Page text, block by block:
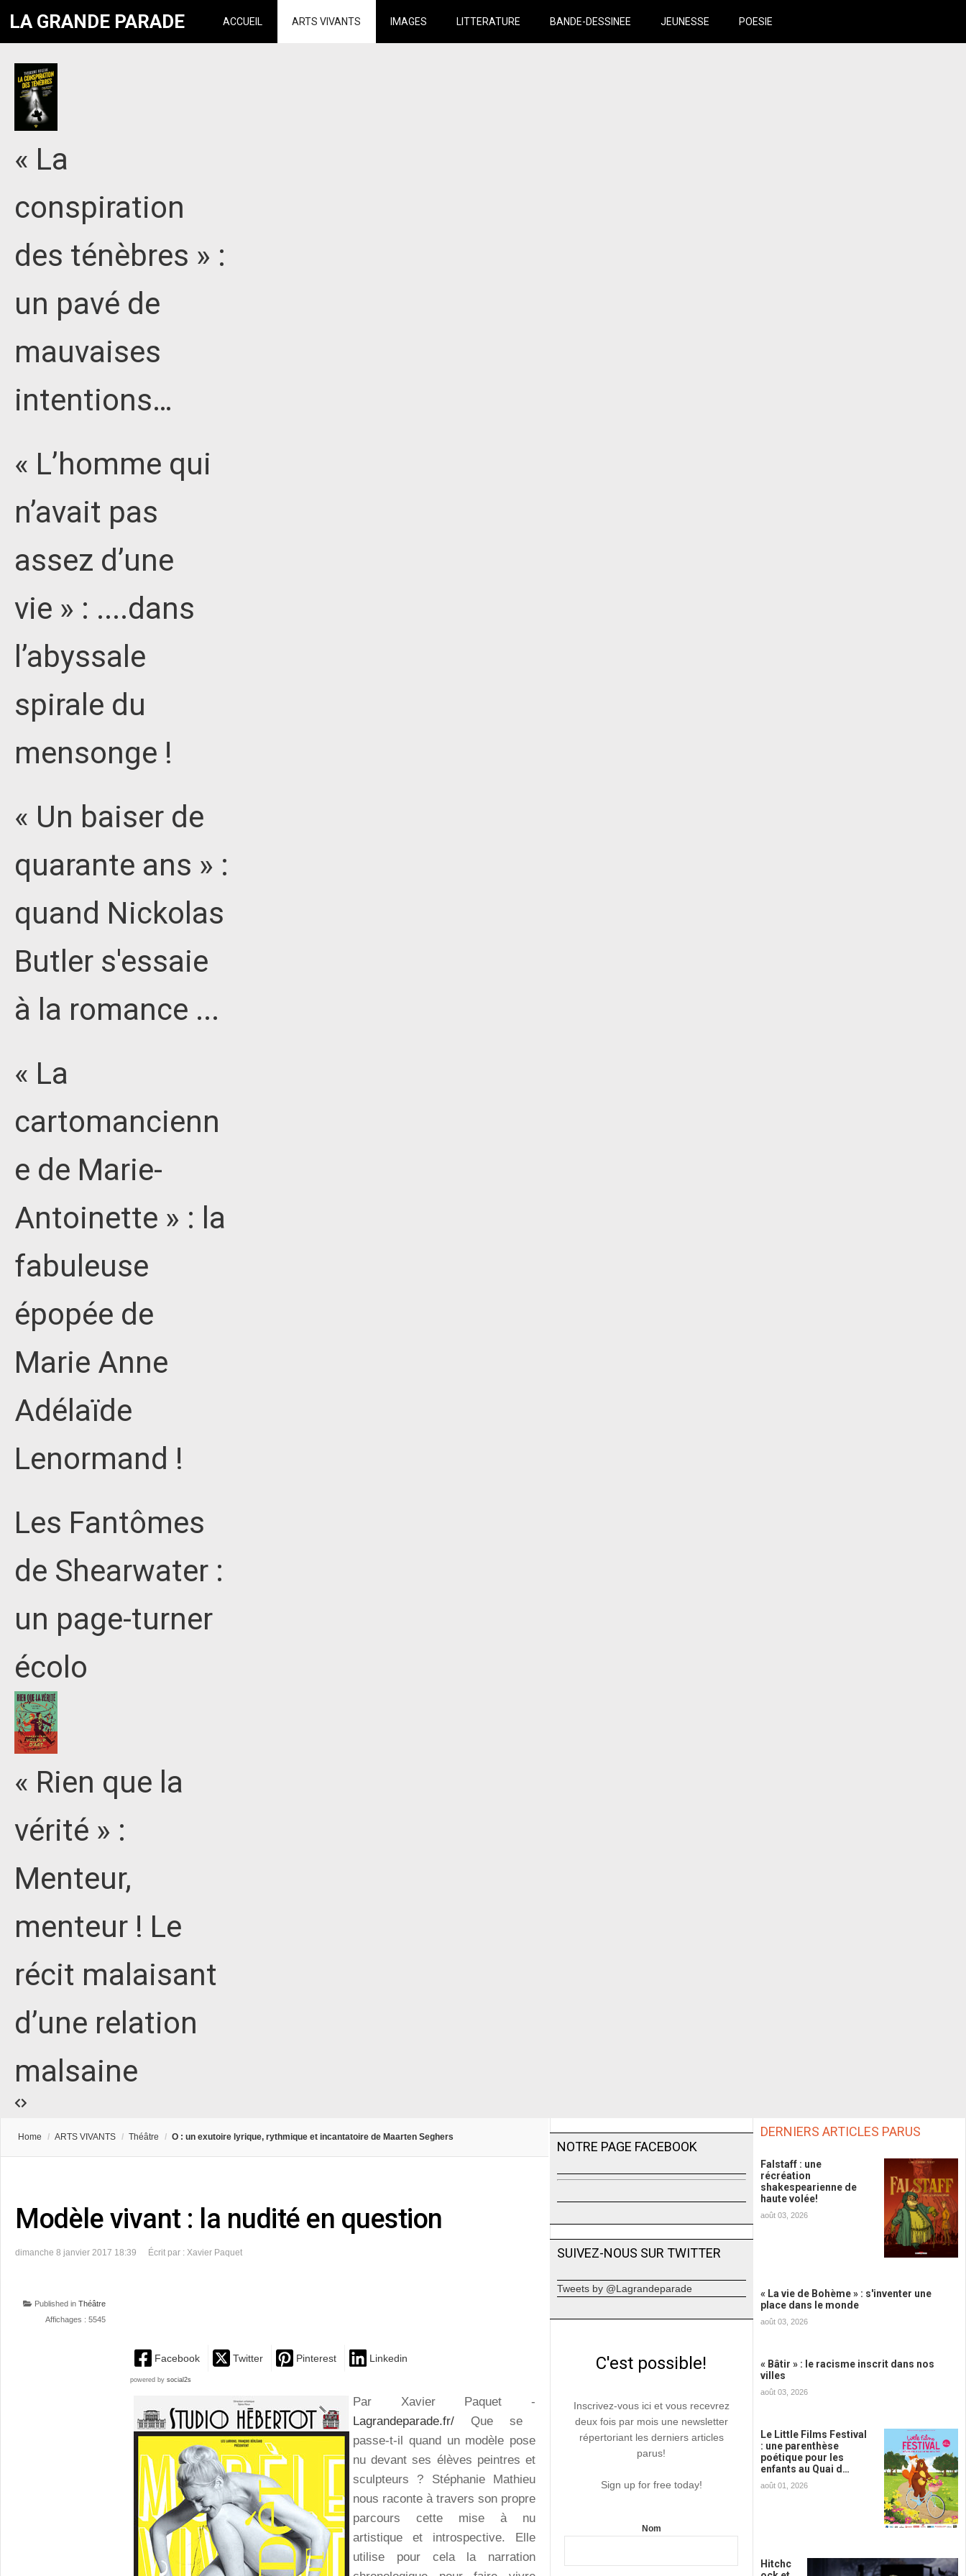
LA GRANDE PARADE ACCUEIL ARTS VIVANTS IMAGES LITTERATURE BANDE-DESSINEE JEUNESSE POESIE
« La
conspiration
des ténèbres » :
un pavé de
mauvaises
intentions…
« L’homme qui
n’avait pas
assez d’une
vie » : ....dans
l’abyssale
spirale du
mensonge !
« Un baiser de
quarante ans » :
quand Nickolas
Butler s'essaie
à la romance ...
« La
cartomancienn
e de Marie-
Antoinette » : la
fabuleuse
épopée de
Marie Anne
Adélaïde
Lenormand !
Les Fantômes
de Shearwater :
un page-turner
écolo
« Rien que la
vérité » :
Menteur,
menteur ! Le
récit malaisant
d’une relation
malsaine
Home / ARTS VIVANTS / Théâtre / O : un exutoire lyrique, rythmique et incantatoire de Maarten Seghers
Modèle vivant : la nudité en question
dimanche 8 janvier 2017 18:39 Écrit par : Xavier Paquet
Published in Théâtre
Affichages : 5545
Facebook Twitter Pinterest Linkedin
powered by social2s
Par Xavier Paquet -
Lagrandeparade.fr/ Que se
passe-t-il quand un modèle pose
nu devant ses élèves peintres et
sculpteurs ? Stéphanie Mathieu
nous raconte à travers son propre
parcours cette mise à nu
artistique et introspective. Elle
utilise pour cela la narration
NOTRE PAGE FACEBOOK
SUIVEZ-NOUS SUR TWITTER
Tweets by @Lagrandeparade
C'est possible!
Inscrivez-vous ici et vous recevrez
deux fois par mois une newsletter
répertoriant les derniers articles
parus!
Sign up for free today!
Nom
DERNIERS ARTICLES PARUS
Falstaff : une
récréation
shakespearienne de
haute volée!
août 03, 2026
« La vie de Bohème » : s'inventer une
place dans le monde
août 03, 2026
« Bâtir » : le racisme inscrit dans nos
villes
août 03, 2026
Le Little Films Festival
: une parenthèse
poétique pour les
enfants au Quai d…
août 01, 2026
Hitchc